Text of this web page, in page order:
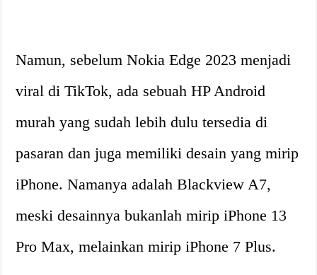
Namun, sebelum Nokia Edge 2023 menjadi
viral di TikTok, ada sebuah HP Android
murah yang sudah lebih dulu tersedia di
pasaran dan juga memiliki desain yang mirip
iPhone. Namanya adalah Blackview A7,
meski desainnya bukanlah mirip iPhone 13
Pro Max, melainkan mirip iPhone 7 Plus.